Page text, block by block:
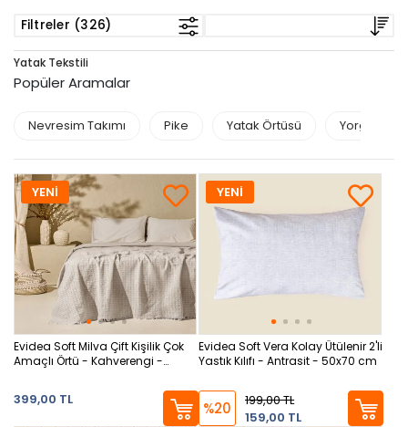
Filtreler (326)
Yatak Tekstili
Popüler Aramalar
Nevresim Takımı Pike Yatak Örtüsü Yorgan
Evidea Soft Milva Çift Kişilik Çok
Amaçlı Örtü - Kahverengi -
399,00 TL
YENİ
Evidea Soft Vera Kolay Ütülenir 2'li
Yastık Kılıfı - Antrasit - 50x70 cm
%20
199,00 TL
159,00 TL
YENİ